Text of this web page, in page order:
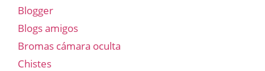
Blogger
Blogs amigos
Bromas cámara oculta
Chistes